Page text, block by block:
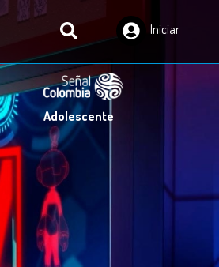
Iniciar
Adolescente